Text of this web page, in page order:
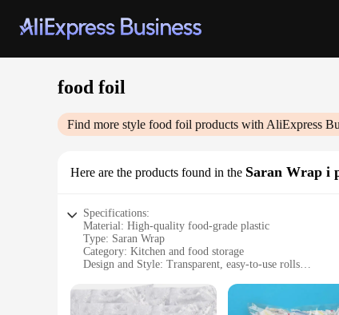
food foil
Find more style food foil products with AliExpress
Here are the products found in the Saran Wrap i
Specifications:
Material: High-quality food-grade plastic
Type: Saran Wrap
Category: Kitchen and food storage
Design and Style: Transparent, easy-to-use rolls
Performance and Property: Durable, moisture-resistant,
Parts and Accessories: Includes multiple rolls for